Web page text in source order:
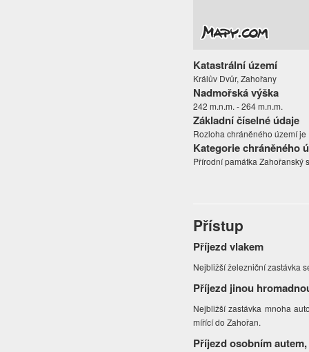
Katastrální území
Králův Dvůr, Zahořany
Nadmořská výška
242 m.n.m. - 264 m.n.m.
Základní číselné údaje
Rozloha chráněného území
Kategorie chráněného
Přírodní památka Zahořanský
Přístup
Příjezd vlakem
Nejbližší železniční zastávka
Příjezd jinou
Nejbližší zastávka mnoha
mířící do Zahořan.
Příjezd osobním